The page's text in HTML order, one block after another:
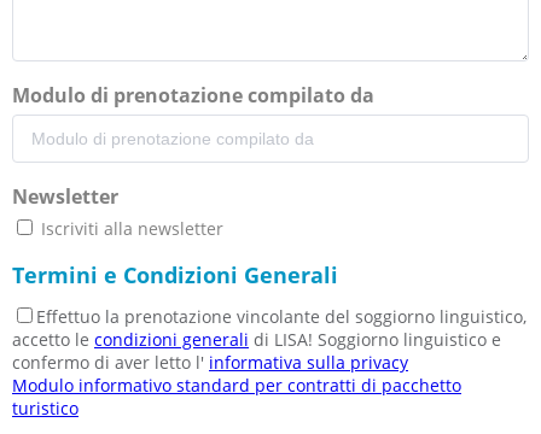
Modulo di prenotazione compilato da
Newsletter
Iscriviti alla newsletter
Termini e Condizioni Generali
Effettuo la prenotazione vincolante del soggiorno linguistico,
accetto le condizioni generali di LISA! Soggiorno linguistico e
confermo di aver letto l' informativa sulla privacy
Modulo informativo standard per contratti di pacchetto
turistico